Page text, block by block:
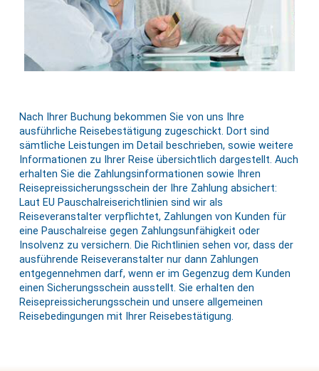
Nach Ihrer Buchung bekommen Sie von uns Ihre
ausführliche Reisebestätigung zugeschickt. Dort sind
sämtliche Leistungen im Detail beschrieben, sowie weitere
Informationen zu Ihrer Reise übersichtlich dargestellt. Auch
erhalten Sie die Zahlungsinformationen sowie Ihren
Reisepreissicherungsschein der Ihre Zahlung absichert:
Laut EU Pauschalreiserichtlinien sind wir als
Reiseveranstalter verpflichtet, Zahlungen von Kunden für
eine Pauschalreise gegen Zahlungsunfähigkeit oder
Insolvenz zu versichern. Die Richtlinien sehen vor, dass der
ausführende Reiseveranstalter nur dann Zahlungen
entgegennehmen darf, wenn er im Gegenzug dem Kunden
einen Sicherungsschein ausstellt. Sie erhalten den
Reisepreissicherungsschein und unsere allgemeinen
Reisebedingungen mit Ihrer Reisebestätigung.